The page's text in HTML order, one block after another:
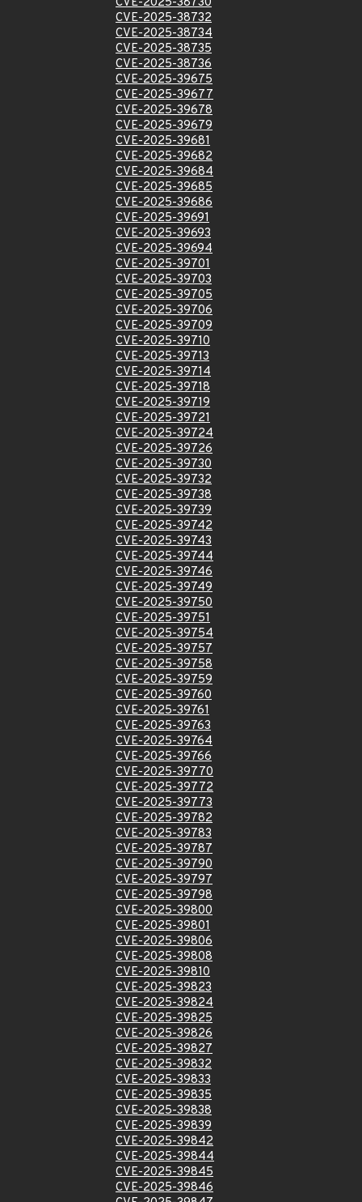
CVE-2025-38732
CVE-2025-38734
CVE-2025-38735
CVE-2025-38736
CVE-2025-39675
CVE-2025-39677
CVE-2025-39678
CVE-2025-39679
CVE-2025-39681
CVE-2025-39682
CVE-2025-39684
CVE-2025-39685
CVE-2025-39686
CVE-2025-39691
CVE-2025-39693
CVE-2025-39694
CVE-2025-39701
CVE-2025-39703
CVE-2025-39705
CVE-2025-39706
CVE-2025-39709
CVE-2025-39710
CVE-2025-39713
CVE-2025-39714
CVE-2025-39718
CVE-2025-39719
CVE-2025-39721
CVE-2025-39724
CVE-2025-39726
CVE-2025-39730
CVE-2025-39732
CVE-2025-39738
CVE-2025-39739
CVE-2025-39742
CVE-2025-39743
CVE-2025-39744
CVE-2025-39746
CVE-2025-39749
CVE-2025-39750
CVE-2025-39751
CVE-2025-39754
CVE-2025-39757
CVE-2025-39758
CVE-2025-39759
CVE-2025-39760
CVE-2025-39761
CVE-2025-39763
CVE-2025-39764
CVE-2025-39766
CVE-2025-39770
CVE-2025-39772
CVE-2025-39773
CVE-2025-39782
CVE-2025-39783
CVE-2025-39787
CVE-2025-39790
CVE-2025-39797
CVE-2025-39798
CVE-2025-39800
CVE-2025-39801
CVE-2025-39806
CVE-2025-39808
CVE-2025-39810
CVE-2025-39823
CVE-2025-39824
CVE-2025-39825
CVE-2025-39826
CVE-2025-39827
CVE-2025-39832
CVE-2025-39833
CVE-2025-39835
CVE-2025-39838
CVE-2025-39839
CVE-2025-39842
CVE-2025-39844
CVE-2025-39845
CVE-2025-39846